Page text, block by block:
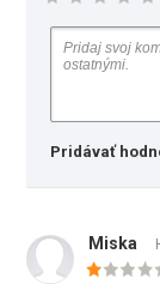
Pridávať
Miska